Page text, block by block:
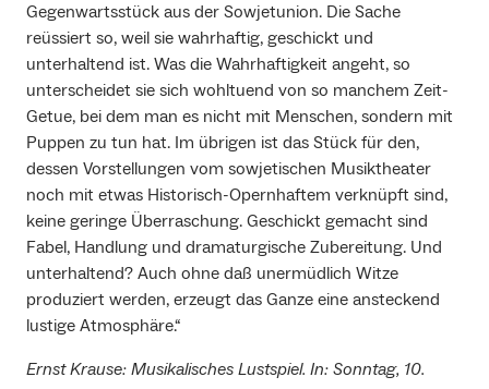
Gegenwartsstück aus der Sowjetunion. Die Sache
reüssiert so, weil sie wahrhaftig, geschickt und
unterhaltend ist. Was die Wahrhaftigkeit angeht, so
unterscheidet sie sich wohltuend von so manchem Zeit-
Getue, bei dem man es nicht mit Menschen, sondern mit
Puppen zu tun hat. Im übrigen ist das Stück für den,
dessen Vorstellungen vom sowjetischen Musiktheater
noch mit etwas Historisch-Opernhaftem verknüpft sind,
keine geringe Überraschung. Geschickt gemacht sind
Fabel, Handlung und dramaturgische Zubereitung. Und
unterhaltend? Auch ohne daß unermüdlich Witze
produziert werden, erzeugt das Ganze eine ansteckend
lustige Atmosphäre.“
Ernst Krause: Musikalisches Lustspiel. In: Sonntag, 10.